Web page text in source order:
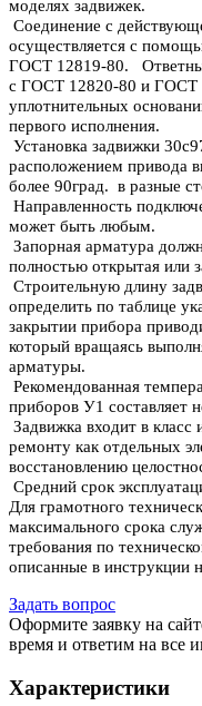
моделях задвижек.
Соединение с
осуществляется с
ГОСТ 12819-80.
с ГОСТ 12820-80 и ГОСТ
уплотнительных
первого исполнения.
Установка задвижки
расположением привода
более 90град. в разные
Направленность
может быть любым.
Запорная арматура
полностью открытая или
Строительную длину
определить по таблице
закрытии прибора
который вращаясь
арматуры.
Рекомендованная
приборов У1 составляет
Задвижка входит в
ремонту как отдельных
восстановлению
Средний срок
Для грамотного
максимального срока
требования по
описанные в инструкции
Задать вопрос
Оформите заявку на
время и ответим на все
Характеристики